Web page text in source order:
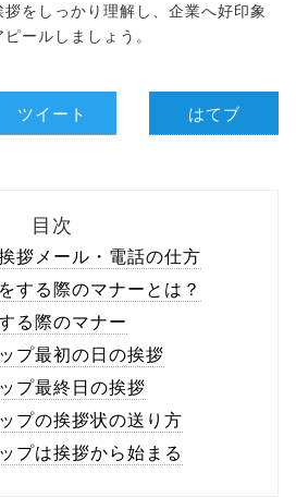
をしっかり理解し、企業へ好印象
ールしましょう。
ツイート はてブ
目次
拶メール・電話の仕方
する際のマナーとは？
る際のマナー
プ最初の日の挨拶
プ最終日の挨拶
プの挨拶状の送り方
プは挨拶から始まる